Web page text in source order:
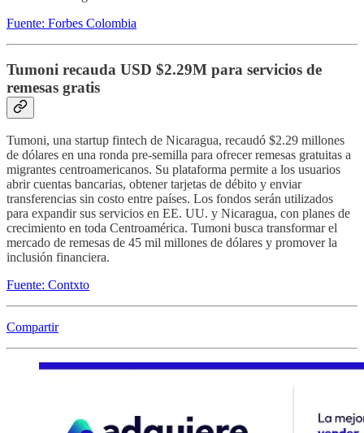
Fuente: Forbes Colombia
Tumoni recauda USD $2.29M para servicios de
remesas gratis
Tumoni, una startup fintech de Nicaragua, recaudó $2.29 millones
de dólares en una ronda pre-semilla para ofrecer remesas gratuitas a
migrantes centroamericanos. Su plataforma permite a los usuarios
abrir cuentas bancarias, obtener tarjetas de débito y enviar
transferencias sin costo entre países. Los fondos serán utilizados
para expandir sus servicios en EE. UU. y Nicaragua, con planes de
crecimiento en toda Centroamérica. Tumoni busca transformar el
mercado de remesas de 45 mil millones de dólares y promover la
inclusión financiera.
Fuente: Contxto
Compartir